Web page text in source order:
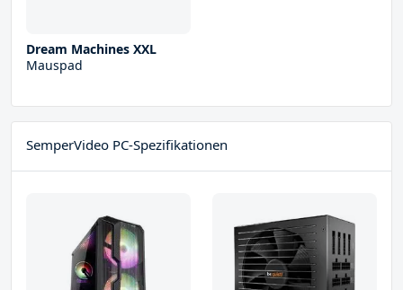
Dream Machines XXL
Mauspad
SemperVideo PC-Spezifikationen